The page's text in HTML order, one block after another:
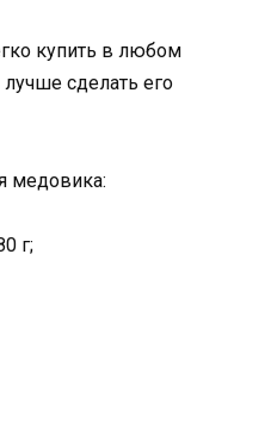
купить в любом
сделать его
медовика:
г;